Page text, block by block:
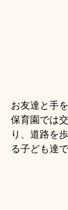
お友達と手
保育園では
り、道路を
る子ども達で